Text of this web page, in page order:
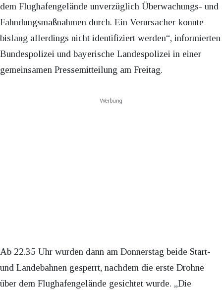
dem Flughafengelände unverzüglich Überwachungs- und
Fahndungsmaßnahmen durch. Ein Verursacher konnte
bislang allerdings nicht identifiziert werden“, informierten
Bundespolizei und bayerische Landespolizei in einer
gemeinsamen Pressemitteilung am Freitag.
Werbung
Ab 22.35 Uhr wurden dann am Donnerstag beide Start-
und Landebahnen gesperrt, nachdem die erste Drohne
über dem Flughafengelände gesichtet wurde. „Die